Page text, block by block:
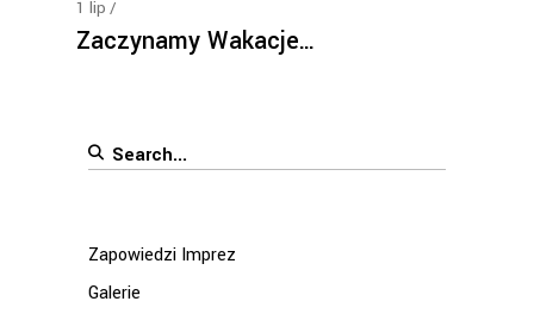
1 lip
Zaczynamy Wakacje…
Search
Zapowiedzi Imprez
Galerie